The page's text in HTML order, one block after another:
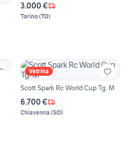
3.000 €
Torino(TO)
Vetrina
Scott Spark Rc World Cup Tg. M
6.700 €
Chiavenna (SO)